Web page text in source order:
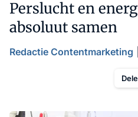
Perslucht en
absoluut samen
Redactie Contentmarketing